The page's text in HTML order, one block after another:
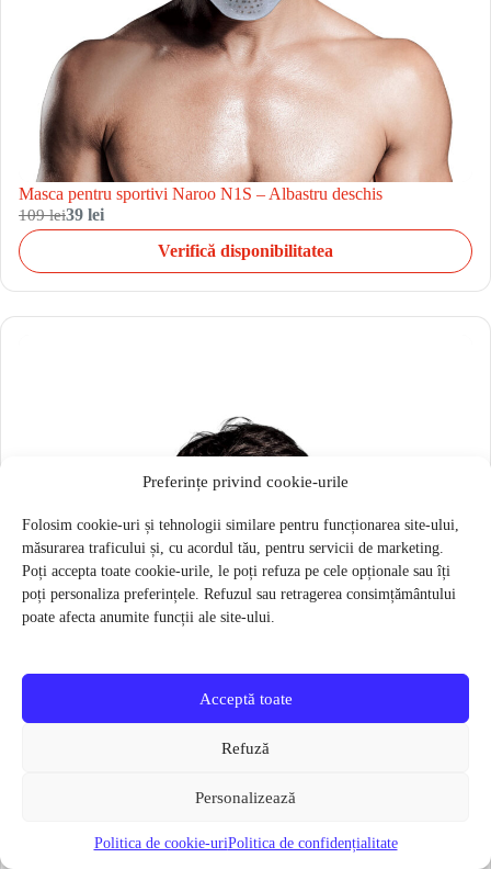
Preferințe privind cookie-urile
Folosim cookie-uri și tehnologii similare pentru funcționarea site-ului,
măsurarea traficului și, cu acordul tău, pentru servicii de marketing.
Poți accepta toate cookie-urile, le poți refuza pe cele opționale sau îți
poți personaliza preferințele. Refuzul sau retragerea consimțământului
poate afecta anumite funcții ale site-ului.
Acceptă toate
Refuză
Personalizează
Politica de cookie-uriPolitica de confidențialitate
Masca pentru sportivi Naroo N1S – Albastru deschis
109 lei39 lei
Verifică disponibilitatea